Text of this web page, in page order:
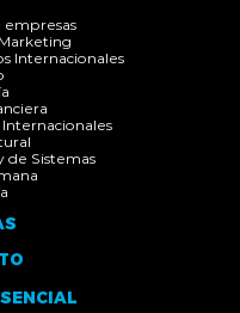
Internacionales
de Sistemas